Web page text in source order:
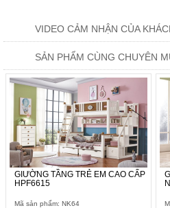
VIDEO CẢM NHẬN CỦA
SẢN PHẨM CÙNG CHUYÊN
GIƯỜNG TẦNG TRẺ EM CAO CẤP
HPF6615
Mã sản phẩm: NK64